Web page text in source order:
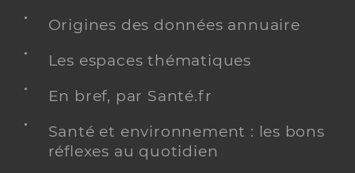
Origines des données annuaire
Les espaces thématiques
En bref, par Santé.fr
Santé et environnement : les bons
réflexes au quotidien